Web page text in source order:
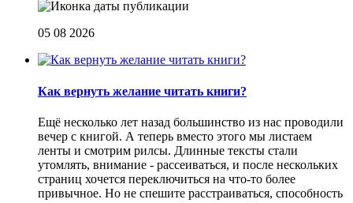
05 08 2026
Как вернуть желание читать книги?
Eщё несколько лет назад большинство из нас проводили
вечер с книгой. А теперь вместо этого мы листаем
ленты и смотрим рилсы. Длинные тексты стали
утомлять, внимание - рассеиваться, и после нескольких
страниц хочется переключиться на что-то более
привычное. Но не спешите расстраиваться, способность